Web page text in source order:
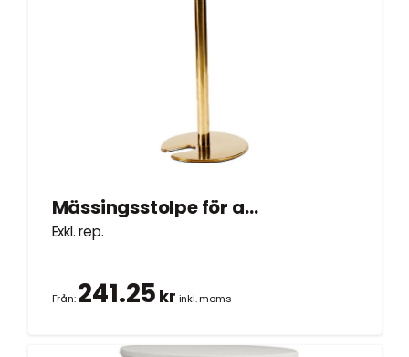
Mässingsstolpe för avspärrning
Exkl. rep.
Från:241.25 kr inkl. moms